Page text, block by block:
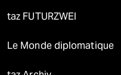
taz FUTURZWEI
Le Monde diplomatique